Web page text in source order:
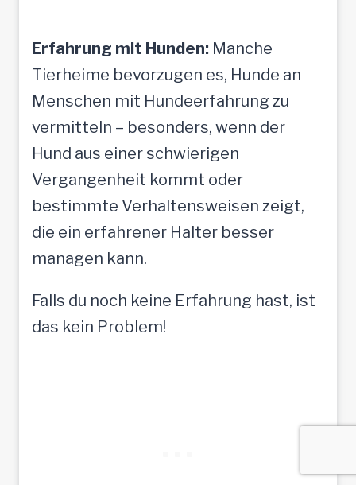
Erfahrung mit Hunden: Manche
Tierheime bevorzugen es, Hunde an
Menschen mit Hundeerfahrung zu
vermitteln – besonders, wenn der
Hund aus einer schwierigen
Vergangenheit kommt oder
bestimmte Verhaltensweisen zeigt,
die ein erfahrener Halter besser
managen kann.
Falls du noch keine Erfahrung hast, ist
das kein Problem!